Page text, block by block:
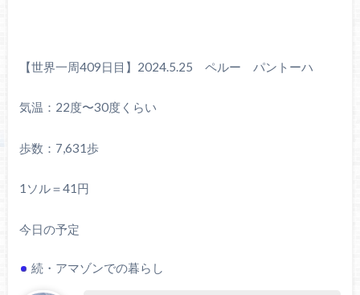
【世界一周409日目】2024.5.25 ペルー パントーハ
気温：22度〜30度くらい
歩数：7,631歩
1ソル＝41円
今日の予定
続・アマゾンでの暮らし